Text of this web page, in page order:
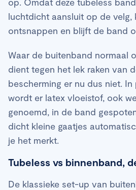
luchtdicht aansluit op de velg,
ontsnappen en blijft de band
Waar de buitenband normaal
dient tegen het lek raken van
bescherming er nu dus niet.
wordt er latex vloeistof, ook
genoemd, in de band
dicht kleine gaatjes
je het merkt.
Tubeless vs binnenband,
De klassieke set-up van